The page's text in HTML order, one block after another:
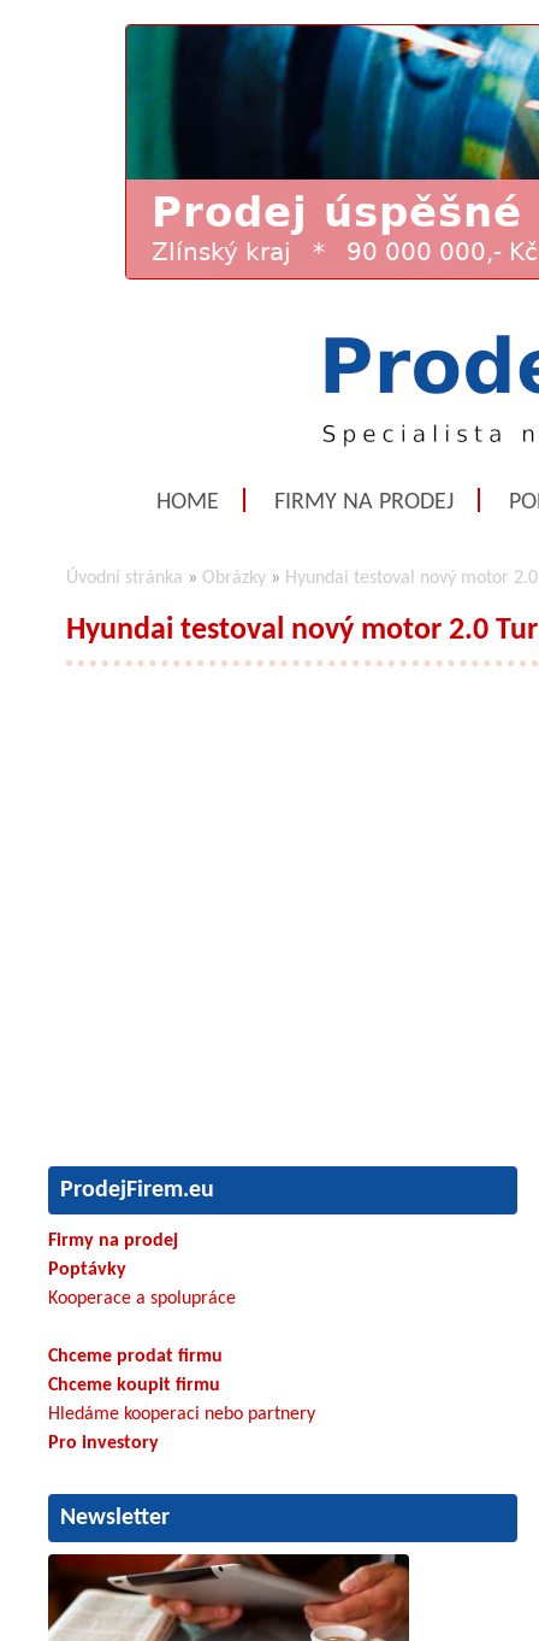
HOME FIRMY NA PRODEJ
Úvodní stránka » Obrázky » Hyundai testoval nový motor
Hyundai testoval nový motor 2.0
ProdejFirem.eu
Firmy na prodej
Poptávky
Kooperace a spolupráce
Chceme prodat firmu
Chceme koupit firmu
Hledáme kooperaci nebo partnery
Pro investory
Newsletter